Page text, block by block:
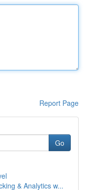
Report Page
Go
& Analytics w...